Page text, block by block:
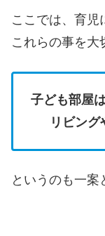
ここでは、育児
これらの事を大
子ども部屋
リビン
というのも一案